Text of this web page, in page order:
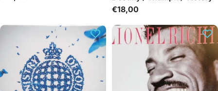
Įprasta
€18,00